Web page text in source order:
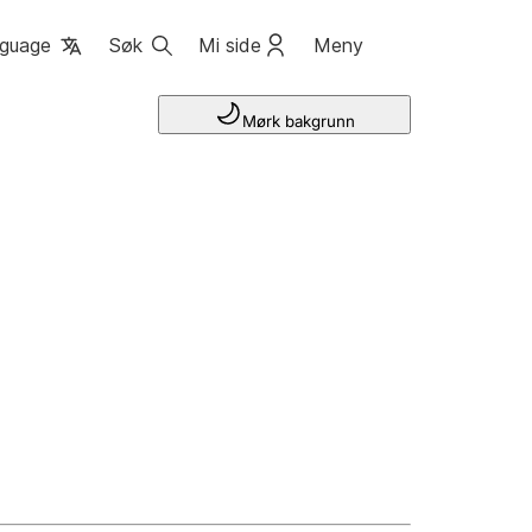
Søk Mi side Meny
Mørk bakgrunn